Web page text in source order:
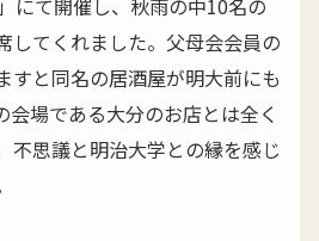
にて開催し、秋雨の中10名の
してくれました。父母会会員の
すと同名の居酒屋が明大前にも
会場である大分のお店とは全く
不思議と明治大学との縁を感じ